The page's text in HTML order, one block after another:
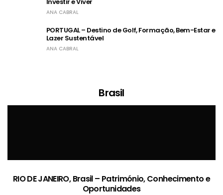
ANA CABRAL
PORTUGAL – Destino de Golf, Formação, Bem-Estar e
Lazer Sustentável
ANA CABRAL
Brasil
RIO DE JANEIRO, Brasil – Património, Conhecimento e
Oportunidades